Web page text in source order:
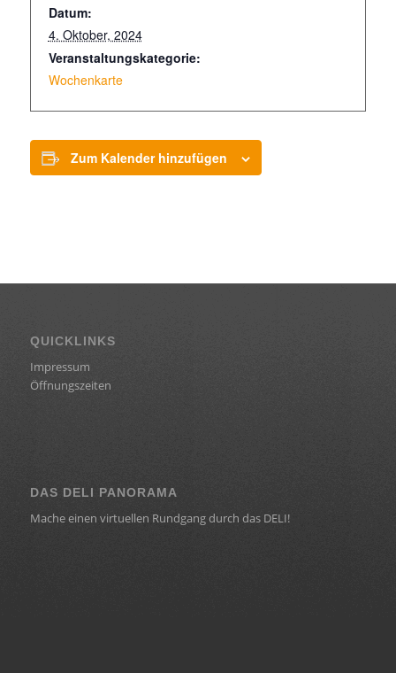
Datum:
4. Oktober, 2024
Veranstaltungskategorie:
Wochenkarte
Zum Kalender hinzufügen
QUICKLINKS
Impressum
Öffnungszeiten
DAS DELI PANORAMA
Mache einen virtuellen Rundgang durch das DELI!